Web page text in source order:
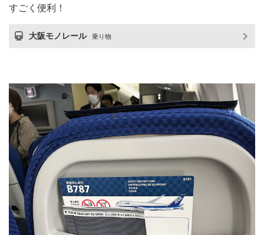
すごく便利！
大阪モノレール 乗り物